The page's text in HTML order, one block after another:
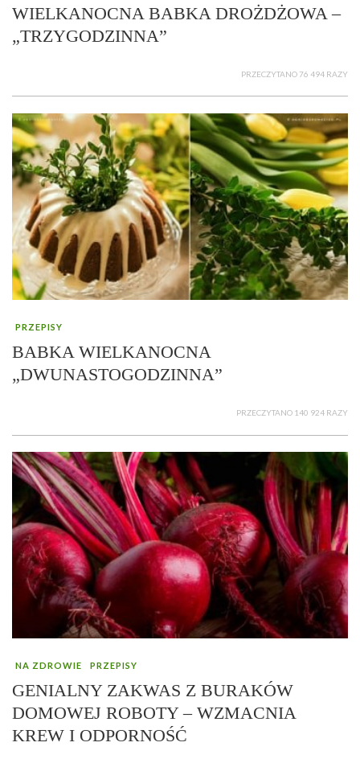
WIELKANOCNA BABKA DROŻDŻOWA –
„TRZYGODZINNA”
PRZECZYTANO 76 494 RAZY
PRZEPISY
BABKA WIELKANOCNA
„DWUNASTOGODZINNA”
PRZECZYTANO 140 924 RAZY
NA ZDROWIE PRZEPISY
GENIALNY ZAKWAS Z BURAKÓW
DOMOWEJ ROBOTY – WZMACNIA
KREW I ODPORNOŚĆ